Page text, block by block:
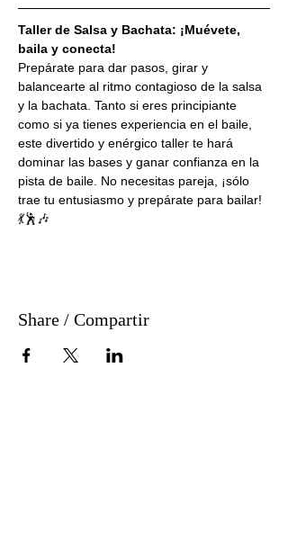
Taller de Salsa y Bachata: ¡Muévete,
baila y conecta!
Prepárate para dar pasos, girar y
balancearte al ritmo contagioso de la salsa
y la bachata. Tanto si eres principiante
como si ya tienes experiencia en el baile,
este divertido y enérgico taller te hará
dominar las bases y ganar confianza en la
pista de baile. No necesitas pareja, ¡sólo
trae tu entusiasmo y prepárate para bailar!
💃🕺🎶
Share / Compartir